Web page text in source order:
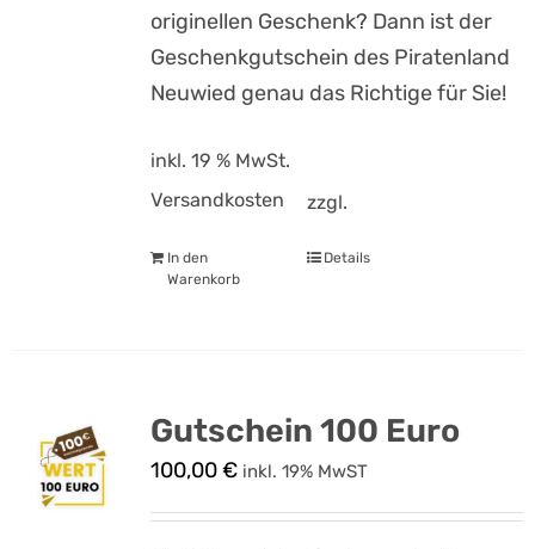
originellen Geschenk? Dann ist der
Geschenkgutschein des Piratenland
Neuwied genau das Richtige für Sie!
inkl. 19 % MwSt.
zzgl.
Versandkosten
In den
Warenkorb
Details
Gutschein 100 Euro
100,00€ inkl. 19% MwST